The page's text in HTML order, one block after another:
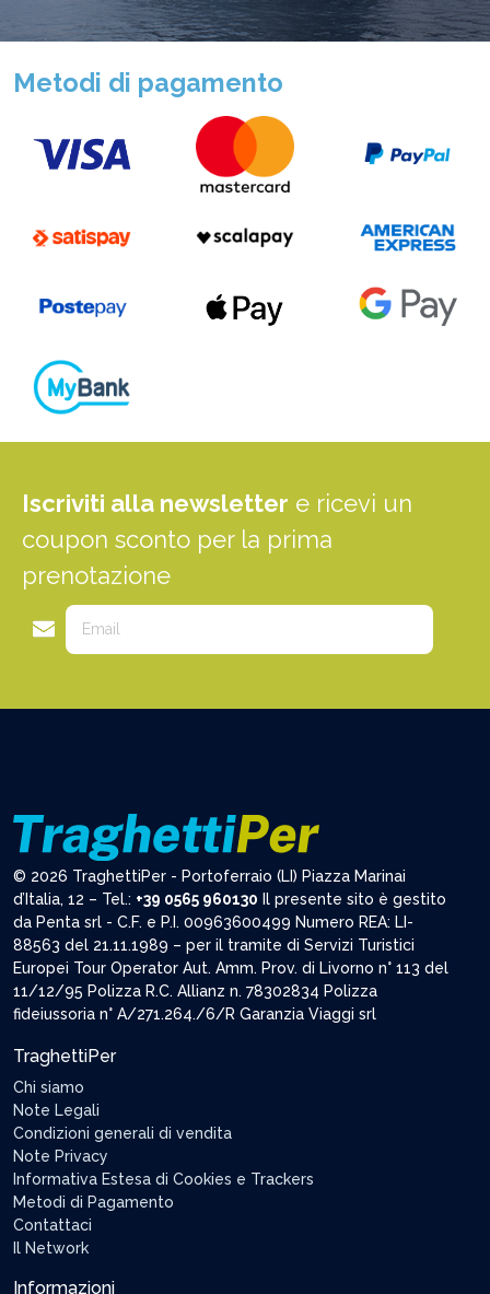
Metodi di pagamento
Iscriviti alla newsletter e ricevi un
coupon sconto per la prima
prenotazione
© 2026 TraghettiPer - Portoferraio (LI) Piazza Marinai
d’Italia, 12 – Tel.: +39 0565 960130 Il presente sito è gestito
da Penta srl - C.F. e P.I. 00963600499 Numero REA: LI-
88563 del 21.11.1989 – per il tramite di Servizi Turistici
Europei Tour Operator Aut. Amm. Prov. di Livorno n° 113 del
11/12/95 Polizza R.C. Allianz n. 78302834 Polizza
fideiussoria n° A/271.264./6/R Garanzia Viaggi srl
TraghettiPer
Chi siamo
Note Legali
Condizioni generali di vendita
Note Privacy
Informativa Estesa di Cookies e Trackers
Metodi di Pagamento
Contattaci
Il Network
Informazioni